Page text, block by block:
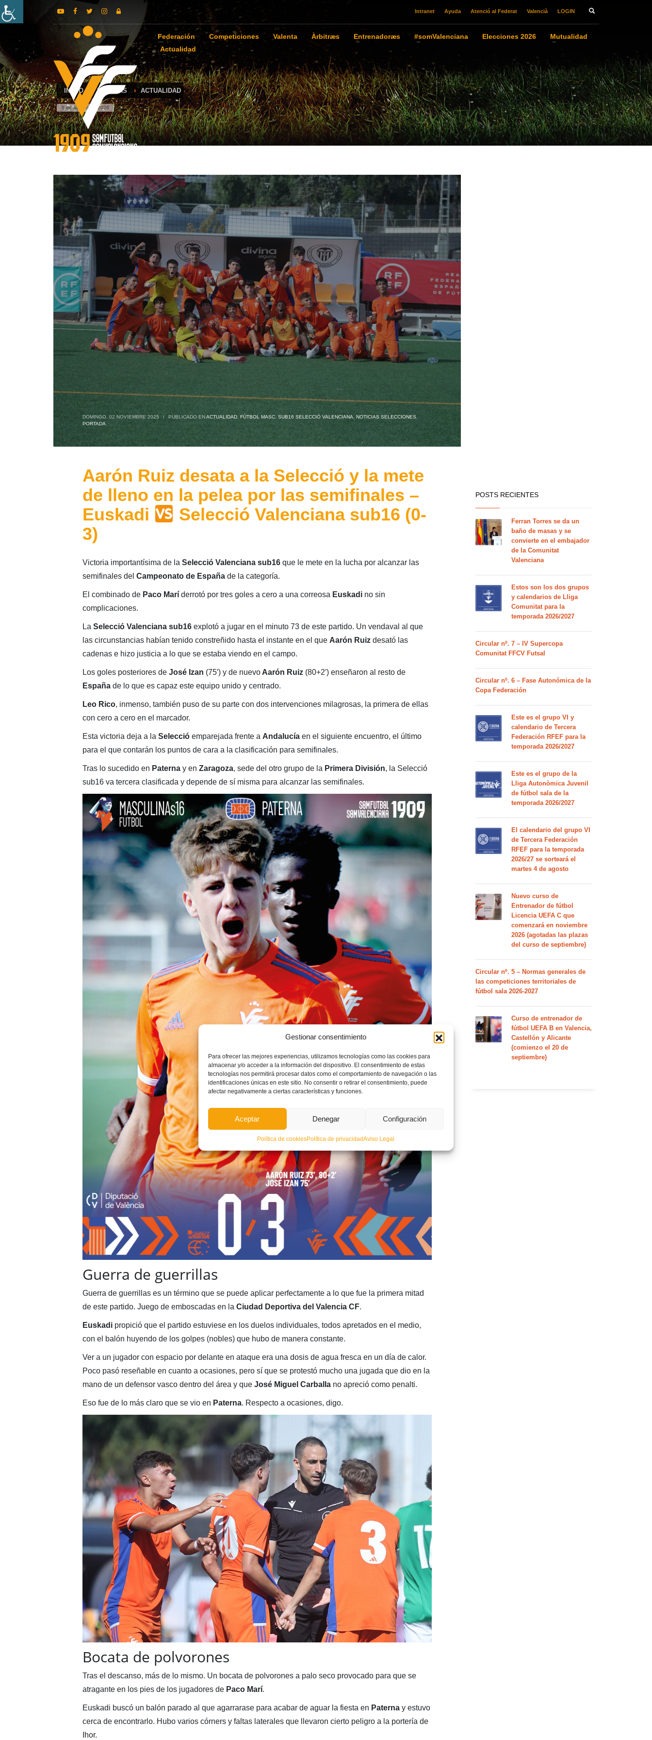
Gestionar consentimiento
Para ofrecer las mejores experiencias, utilizamos tecnologías como las cookies para
almacenar y/o acceder a la información del dispositivo. El consentimiento de estas
tecnologías nos permitirá procesar datos como el comportamiento de navegación o las
identificaciones únicas en este sitio. No consentir o retirar el consentimiento, puede
afectar negativamente a ciertas características y funciones.
Aceptar Denegar Configuración
Política de cookiesPolítica de privacidadAviso Legal
Intranet Ayuda Atenció al Federat Valencià LOGIN
Federación Competiciones Valenta Àrbitræs Entrenadoræs #somValenciana Elecciones 2026
Mutualidad
Actualidad
INICIO NOTICIAS ACTUALIDAD
8 de agosto de 2026
DOMINGO, 02 NOVIEMBRE 2025 / PUBLICADO ENACTUALIDAD, FÚTBOL MASC. SUB16 SELECCIÓ VALENCIANA NOTICIAS SELECCIONES,
PORTADA
Aarón Ruiz desata a la Selecció y la mete
de lleno en la pelea por las semifinales –
Euskadi
Selecció Valenciana sub16 (0-
3)
Victoria importantísima de la Selecció Valenciana sub16que le mete en la lucha por alcanzar las
semifinales del Campeonato de España de la categoría.
El combinado de Paco Marí derrotó por tres goles a cero a una correosa Euskadino sin
complicaciones.
La Selecció Valenciana sub16 explotó a jugar en el minuto 73 de este partido. Un vendaval al que
las circunstancias habían tenido constreñido hasta el instante en el que Aarón Ruizdesató las
cadenas e hizo justicia a lo que se estaba viendo en el campo.
Los goles posteriores de José Izan (75′) y de nuevoAarón Ruiz (80+2′) enseñaron al resto de
Españade lo que es capaz este equipo unido y centrado.
Leo Rico, inmenso, también puso de su parte con dos intervenciones milagrosas, la primera de ellas
con cero a cero en el marcador.
Esta victoria deja a la Seleccióemparejada frente a Andalucíaen el siguiente encuentro, el último
para el que contarán los puntos de cara a la clasificación para semifinales.
Tras lo sucedido en Paternay en Zaragoza, sede del otro grupo de la Primera División, la Selecció
sub16 va tercera clasificada y depende de sí misma para alcanzar las semifinales.
Guerra de guerrillas
Guerra de guerrillas es un término que se puede aplicar perfectamente a lo que fue la primera mitad
de este partido. Juego de emboscadas en la Ciudad Deportiva del Valencia CF.
Euskadipropició que el partido estuviese en los duelos individuales, todos apretados en el medio,
con el balón huyendo de los golpes (nobles) que hubo de manera constante.
Ver a un jugador con espacio por delante en ataque era una dosis de agua fresca en un día de calor.
Poco pasó reseñable en cuanto a ocasiones, pero sí que se protestó mucho una jugada que dio en la
mano de un defensor vasco dentro del área y que José Miguel Carballano apreció como penalti.
Eso fue de lo más claro que se vio en Paterna. Respecto a ocasiones, digo.
Bocata de polvorones
Tras el descanso, más de lo mismo. Un bocata de polvorones a palo seco provocado para que se
atragante en los pies de los jugadores de Paco Marí.
Euskadi buscó un balón parado al que agarrarase para acabar de aguar la fiesta en Paternay estuvo
cerca de encontrarlo. Hubo varios córners y faltas laterales que llevaron cierto peligro a la portería de
Ihor.
POSTS RECIENTES
Ferran Torres se da un
baño de masas y se
convierte en el embajador
de la Comunitat
Valenciana
Estos son los dos grupos
y calendarios de Lliga
Comunitat para la
temporada 2026/2027
Circular nº. 7 – IV Supercopa
Comunitat FFCV Futsal
Circular nº. 6 – Fase Autonómica de la
Copa Federación
Este es el grupo VI y
calendario de Tercera
Federación RFEF para la
temporada 2026/2027
Este es el grupo de la
Lliga Autonòmica Juvenil
de fútbol sala de la
temporada 2026/2027
El calendario del grupo VI
de Tercera Federación
RFEF para la temporada
2026/27 se sorteará el
martes 4 de agosto
Nuevo curso de
Entrenador de fútbol
Licencia UEFA C que
comenzará en noviembre
2026 (agotadas las plazas
del curso de septiembre)
Circular nº. 5 – Normas generales de
las competiciones territoriales de
fútbol sala 2026-2027
Curso de entrenador de
fútbol UEFA B en Valencia,
Castellón y Alicante
(comienzo el 20 de
septiembre)